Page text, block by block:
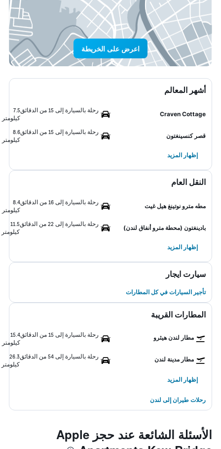
اعرض على الخريطة
أشهر المعالم
Craven Cottage
رحلة بالسيارة إلى 15 من الدقائق
7.5
كيلومتر
قصر كنسينغتون
رحلة بالسيارة إلى 15 من الدقائق
8.6
كيلومتر
إظهار المزيد
النقل العام
مطه مترو نوتينغ هيل غيت
رحلة بالسيارة إلى 16 من الدقائق
8.4
كيلومتر
بادينغتون (محطة مترو أنفاق لندن)
رحلة بالسيارة إلى 22 من الدقائق
11.5
كيلومتر
إظهار المزيد
سيارت ايجار
تأجير السيارات في كل المطارات
المطارات القريبة
مطار لندن هيثرو رحلة بالسيارة إلى 15 من الدقائق
15.4
كيلومتر
مطار مدينة لندن رحلة بالسيارة إلى 54 من الدقائق
26.3
كيلومتر
إظهار المزيد
رحلات طيران إلى لندن
الأسئلة الشائعة عند حجز Apple